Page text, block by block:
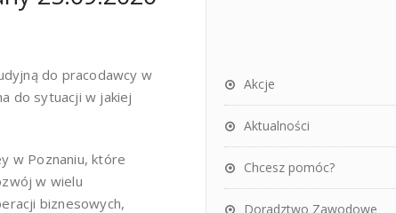
do pracodawcy w
do sytuacji w jakiej
w Poznaniu, które
w wielu
biznesowych,
Akcje
Aktualności
Chcesz pomóc?
Doradztwo Zawodowe